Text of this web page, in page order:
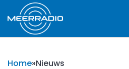
Home»Nieuws